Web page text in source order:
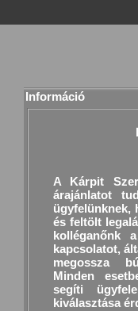
Információ